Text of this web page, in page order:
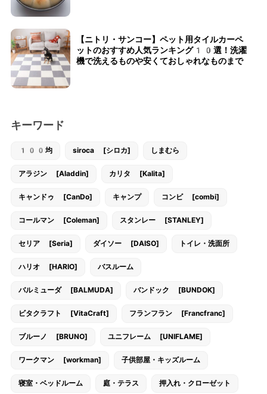
【ニトリ・サンコー】ペット用タイルカーペ
ットのおすすめ人気ランキング10選！洗濯
機で洗えるものや安くておしゃれなものまで
キーワード
100均 siroca [シロカ] しまむら
アラジン [Aladdin] カリタ [Kalita]
キャンドゥ [CanDo] キャンプ コンビ [combi]
コールマン [Coleman] スタンレー [STANLEY]
セリア [Seria] ダイソー [DAISO] トイレ・洗面所
ハリオ [HARIO] バスルーム
バルミューダ [BALMUDA] バンドック [BUNDOK]
ビタクラフト [VitaCraft] フランフラン [Francfranc]
ブルーノ [BRUNO] ユニフレーム [UNIFLAME]
ワークマン [workman] 子供部屋・キッズルーム
寝室・ベッドルーム 庭・テラス 押入れ・クローゼット